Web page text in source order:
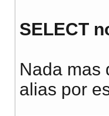
SELECT
Nada mas
alias por